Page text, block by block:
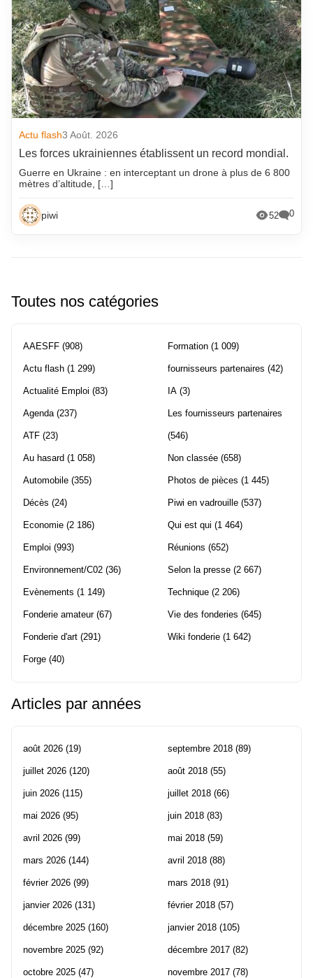
Actu flash3 Août. 2026
Les forces ukrainiennes établissent un record mondial.
Guerre en Ukraine : en interceptant un drone à plus de 6 800
mètres d’altitude, […]
piwi 52 0
Toutes nos catégories
AAESFF (908)
Actu flash (1 299)
Actualité Emploi (83)
Agenda (237)
ATF (23)
Au hasard (1 058)
Automobile (355)
Décès (24)
Economie (2 186)
Emploi (993)
Environnement/C02 (36)
Evènements (1 149)
Fonderie amateur(67)
Fonderie d'art (291)
Forge (40)
Formation (1 009)
fournisseurs partenaires (42)
IA (3)
Les fournisseurs partenaires
(546)
Non classée (658)
Photos de pièces (1 445)
Piwi en vadrouille (537)
Qui est qui (1 464)
Réunions (652)
Selon la presse (2 667)
Technique (2 206)
Vie des fonderies (645)
Wiki fonderie (1 642)
Articles par années
août 2026 (19)
juillet 2026 (120)
juin 2026 (115)
mai 2026 (95)
avril 2026 (99)
mars 2026 (144)
février 2026 (99)
janvier 2026 (131)
décembre 2025 (160)
novembre 2025 (92)
octobre 2025 (47)
septembre 2018 (89)
août 2018 (55)
juillet 2018 (66)
juin 2018 (83)
mai 2018 (59)
avril 2018 (88)
mars 2018 (91)
février 2018 (57)
janvier 2018 (105)
décembre 2017 (82)
novembre 2017 (78)